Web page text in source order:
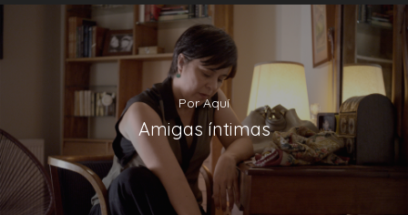
Por Aquí
Amigas íntimas